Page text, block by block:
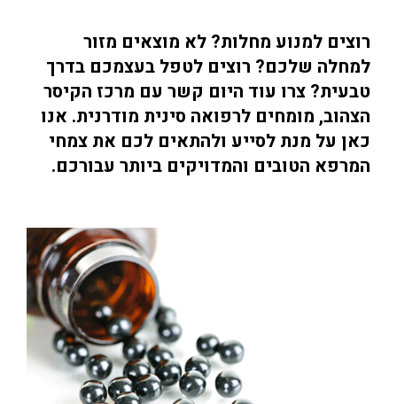
רוצים למנוע מחלות? לא מוצאים מזור
למחלה שלכם? רוצים לטפל בעצמכם בדרך
טבעית? צרו עוד היום קשר עם מרכז הקיסר
הצהוב, מומחים לרפואה סינית מודרנית. אנו
כאן על מנת לסייע ולהתאים לכם את צמחי
המרפא הטובים והמדויקים ביותר עבורכם.